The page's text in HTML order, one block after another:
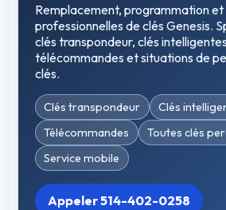
Remplacement, programmation
professionnelles de clés Genesis.
clés transpondeur, clés
télécommandes et situations de
clés.
Clés transpondeur
Clés
Télécommandes
Toutes clés
Service mobile
Appeler 514-402-0258